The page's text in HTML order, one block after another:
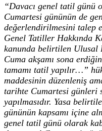
“Davacı genel tatil günü
Cumartesi gününün de
değerlendirilmesini talep
Genel Tatiller Hakkında
kanunda belirtilen Ulusal
Cuma akşamı sona
tamamı tatil yapılır…”
maddesinin düzenleniş
tarihte Cumartesi günleri
yapılmasıdır. Yasa
gününün kapsamı içine
genel tatil günü olarak